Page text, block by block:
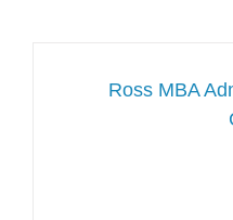
Ross MBA